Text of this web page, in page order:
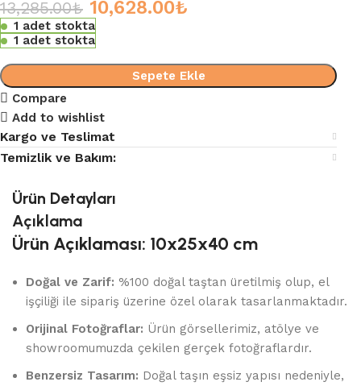
13,285.00₺ 10,628.00₺
1 adet stokta
1 adet stokta
Sepete Ekle
Compare
Add to wishlist
Kargo ve Teslimat
Temizlik ve Bakım:
Ürün Detayları
Açıklama
Ürün Açıklaması: 10x25x40 cm
Doğal ve Zarif: %100 doğal taştan üretilmiş olup, el
işçiliği ile sipariş üzerine özel olarak tasarlanmaktadır.
Orijinal Fotoğraflar: Ürün görsellerimiz, atölye ve
showroomumuzda çekilen gerçek fotoğraflardır.
Benzersiz Tasarım: Doğal taşın eşsiz yapısı nedeniyle,